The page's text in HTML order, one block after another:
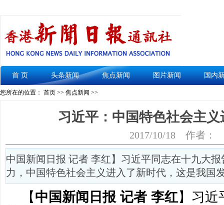
首 页 头条新闻 焦点新闻 图片新闻 国内
您所在的位置： 首页 >> 焦点新闻 >>
习近平：中国特色社会主
2017/10/18 作者：
中国新闻日报 记者 李红】习近平同志在十九大
力，中国特色社会主义进入了新时代，这是我国
【 中国新闻日报 记者 李红】习近